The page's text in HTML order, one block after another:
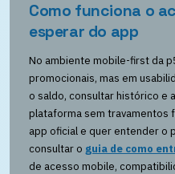
Como funciona o
esperar do app
No ambiente mobile-first da
promocionais, mas em
o saldo, consultar histórico e
plataforma sem travamentos
app oficial e quer entender o
consultar o guia de como
de acesso mobile,